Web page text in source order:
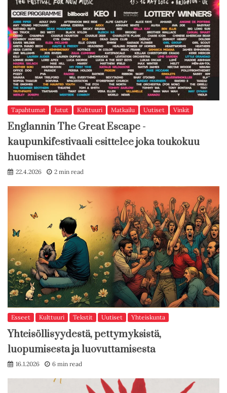
Tapahtumat Jutut Kulttuuri Matkailu Uutiset Vinkit
Englannin The Great Escape -
kaupunkifestivaali esittelee joka toukokuu
huomisen tähdet
22.4.2026 2 min read
Esseet Kulttuuri Tekstit Uutiset Yhteiskunta
Yhteisöllisyydestä, pettymyksistä,
luopumisesta ja luovuttamisesta
16.1.2026 6 min read